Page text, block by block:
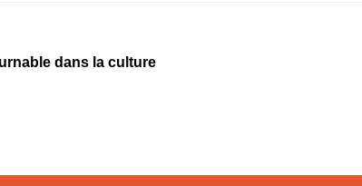
dans la culture